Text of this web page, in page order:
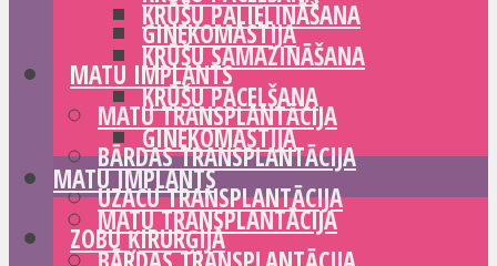
GINEKOMASTIJA
MATU IMPLANTS
MATU TRANSPLANTĀCIJA
BĀRDAS TRANSPLANTĀCIJA
UZACU TRANSPLANTĀCIJA
ZOBU ĶIRURĢIJA
KRŪŠU PALIELINĀŠANA
KRŪŠU SAMAZINĀŠANA
KRŪŠU PACELŠANA
GINEKOMASTIJA
MATU IMPLANTS
MATU TRANSPLANTĀCIJA